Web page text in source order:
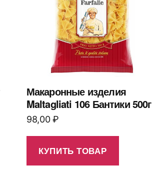
Макаронные изделия
Maltagliati 106 Бантики 500г
98,00₽
КУПИТЬ ТОВАР